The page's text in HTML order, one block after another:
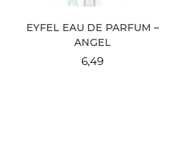
EYFEL EAU DE PARFUM –
ANGEL
6,49